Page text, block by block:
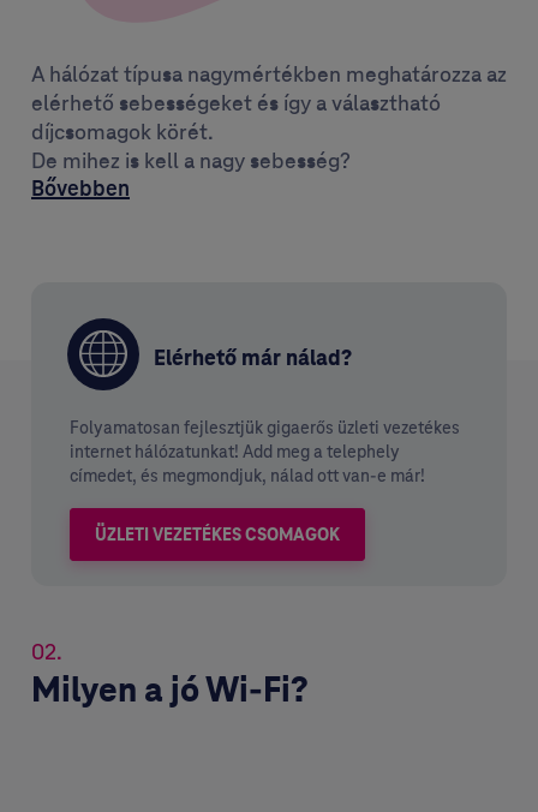
A hálózat típusa nagymértékben meghatározza az
elérhető sebességeket és így a választható
díjcsomagok körét.
De mihez is kell a nagy sebesség?
Bővebben
Elérhető már nálad?
Folyamatosan fejlesztjük gigaerős üzleti vezetékes
internet hálózatunkat! Add meg a telephely
címedet, és megmondjuk, nálad ott van-e már!
ÜZLETI VEZETÉKES CSOMAGOK
02.
Milyen a jó Wi-Fi?